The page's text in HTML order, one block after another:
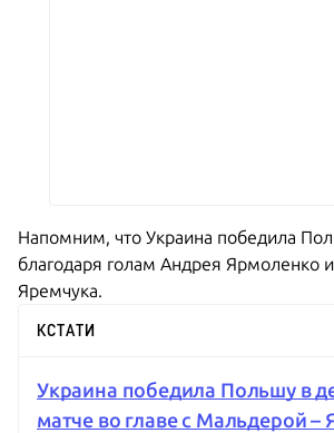
Напомним, что Украина победила
благодаря голам Андрея Ярмоленко
Яремчука.
КСТАТИ
Украина победила Польшу в
матче во главе с Мальдерой –